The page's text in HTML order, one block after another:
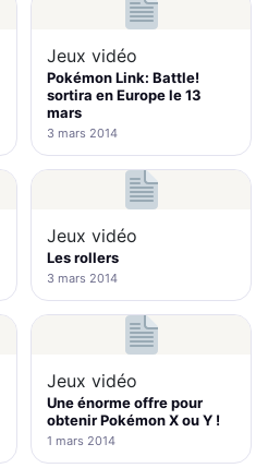
Jeux vidéo
Pokémon Link: Battle!
sortira en Europe le 13
mars
3 mars 2014
Jeux vidéo
Les rollers
3 mars 2014
Jeux vidéo
Une énorme offre pour
obtenir Pokémon X ou Y !
1 mars 2014